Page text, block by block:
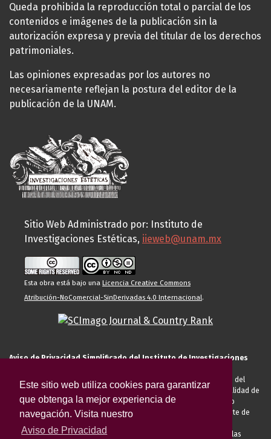
Este sitio web utiliza cookies para garantizar
que obtenga la mejor experiencia de
navegación. Visita nuestro
Aviso de Privacidad
Queda prohibida la reproducción total o parcial de los
contenidos e imágenes de la publicación sin la
autorización expresa y previa del titular de los derechos
patrimoniales.
Las opiniones expresadas por los autores no
necesariamente reflejan la postura del editor de la
publicación de la UNAM.
Sitio Web Administrado por: Instituto de
Investigaciones Estéticas, iieweb@unam.mx
Esta obra está bajo una Licencia Creative Commons
Atribución-NoComercial-SinDerivadas 4.0 Internacional.
Aviso de Privacidad Simplificado del Instituto de Investigaciones
El Instituto de Investigaciones Estéticas de la UNAM, es responsable del
tratamiento de sus datos personales para el registro de usted en calidad de
alumno, docente, personal de la entidad académica, conferencista o
invitado externo (nacional o extranjero), visitante, proveedor o cliente de
anteriormente descritas u otras aquellas exigidas legalmente o por las